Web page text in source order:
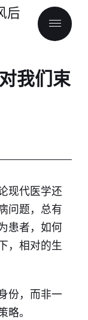
后
我们束
现代医学还
问题，总有
患者，如何
，相对的生
份，而非一
略。